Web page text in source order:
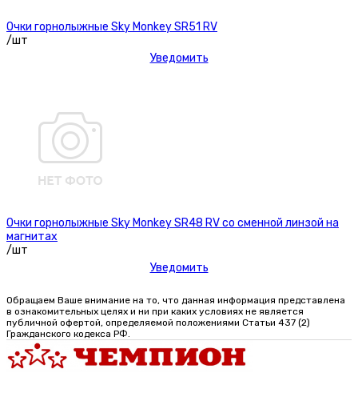
Очки горнолыжные Sky Monkey SR51 RV
/шт
Уведомить
Очки горнолыжные Sky Monkey SR48 RV со сменной линзой на
магнитах
/шт
Уведомить
Обращаем Ваше внимание на то, что данная информация представлена
в ознакомительных целях и ни при каких условиях не является
публичной офертой, определяемой положениями Статьи 437 (2)
Гражданского кодекса РФ.